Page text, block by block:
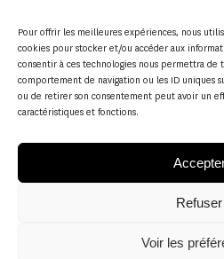
Pour offrir les meilleures expériences, nous
cookies pour stocker et/ou accéder aux
consentir à ces technologies nous permettra de
comportement de navigation ou les ID uniques
ou de retirer son consentement peut avoir un
caractéristiques et fonctions.
Refuser
Voir les